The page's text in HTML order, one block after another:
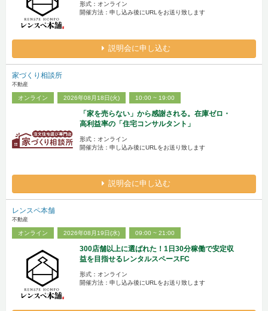
形式：オンライン
開催方法：申し込み後にURLをお送り致します
説明会に申し込む
家づくり相談所
不動産
オンライン 2026年08月18日(火) 10:00 ~ 19:00
「家を売らない」から感謝される。在庫ゼロ・
高利益率の「住宅コンサルタント」
形式：オンライン
開催方法：申し込み後にURLをお送り致します
説明会に申し込む
レンスペ本舗
不動産
オンライン 2026年08月19日(水) 09:00 ~ 21:00
300店舗以上に選ばれた！1日30分稼働で安定収
益を目指せるレンタルスペースFC
形式：オンライン
開催方法：申し込み後にURLをお送り致します